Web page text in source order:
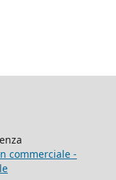
commerciale -